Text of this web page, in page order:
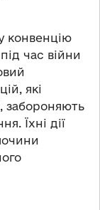
конвенцію
час війни
які
забороняють
Їхні дії